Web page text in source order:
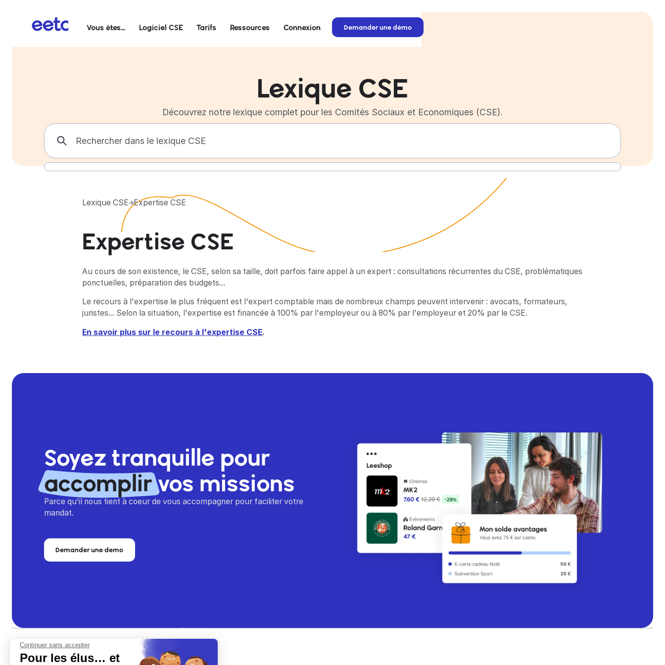
Vous êtes... Logiciel CSE Tarifs Ressources Connexion Demander une démo
Lexique CSE
Découvrez notre lexique complet pour les Comités Sociaux et Economiques (CSE).
Lexique CSE Expertise CSE
Expertise CSE
Au cours de son existence, le CSE, selon sa taille, doit parfois faire appel à un expert : consultations récurrentes du CSE, problématiques
ponctuelles, préparation des budgets...
Le recours à l'expertise le plus fréquent est l'expert comptable mais de nombreux champs peuvent intervenir : avocats, formateurs,
juristes... Selon la situation, l'expertise est financée à 100% par l'employeur ou à 80% par l'employeur et 20% par le CSE.
En savoir plus sur le recours à l'expertise CSE.
Soyez tranquille pour
accomplirvos missions
Parce qu’il nous tient à coeur de vous accompagner pour faciliter votre
mandat.
Demander une demo
Continuer sans accepter
Pour les élus… et